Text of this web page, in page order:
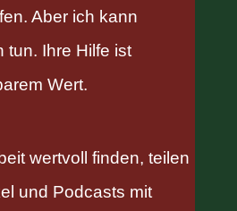
Aber ich kann
tun. Ihre Hilfe ist
Wert.
wertvoll finden, teilen
und Podcasts mit